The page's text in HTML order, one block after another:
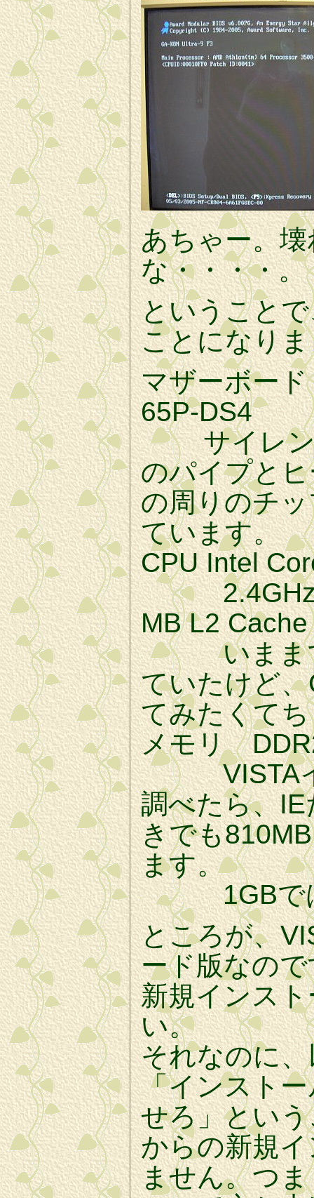
あちゃー。
な・・・・。
ということ
ことになり
マザーボー
65P-DS4
サイレン
のパイプと
の周りのチ
ています。
CPU Intel
2.4GHz
MB L2 Cache
いままで
ていたけど
てみたくて
メモリ
VISTAイ
調べたら、
きでも
ます。
1GBでは
ところが、
ード版なの
新規インス
い。
それなのに
「インスト
せろ」とい
からの新規
ません。つ